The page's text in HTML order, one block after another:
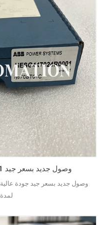
ABB GJR2326500R1011 وصول جديد بسعر جيد
لمدة 12 شهرًا